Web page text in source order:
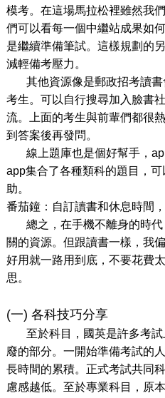
模考。在這場馬拉松裡雖然我
們可以看每一個中繼站成果如
是繼續準備筆試。這樣規劃的
減輕備考壓力。
其他資源像是郵政招考讀書
考生。可以自行搜尋加入臉書
流。上面的考生與前輩們都很
到答案後再發問。
線上題庫也是個好幫手，
app集合了各種類科的題目，
助。
番茄鐘：自訂讀書和休息時間，
總之，在手機不離身的時代
關的資源。但跟讀書一樣，我
好用就一路用到底，不要花費
思。
(一) 各科技巧分享
至於科目，國英是許多考試
廢的部分。一開始準備考試的
長時間的累積。正式考試共同
慮感越低。至於專業科目，原